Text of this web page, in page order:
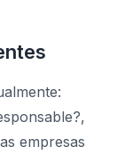
empresas